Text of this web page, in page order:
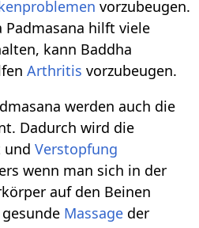
vorzubeugen.
Padmasana hilft viele
kann Baddha
Arthritis vorzubeugen.
werden auch die
Dadurch wird die
undVerstopfung
wenn man sich in der
auf den Beinen
Massage der